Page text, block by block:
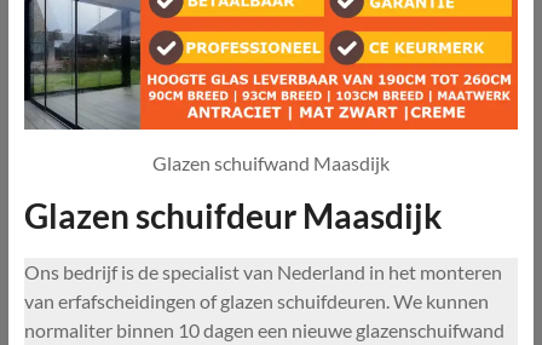
Glazen schuifwand Maasdijk
Glazen schuifdeur Maasdijk
Ons bedrijf is de specialist van Nederland in het monteren
van erfafscheidingen of glazen schuifdeuren. We kunnen
normaliter binnen 10 dagen een nieuwe glazenschuifwand